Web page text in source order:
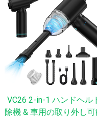
VC26 2-in-1 ハンドヘル
除機 & 車用の取り外し